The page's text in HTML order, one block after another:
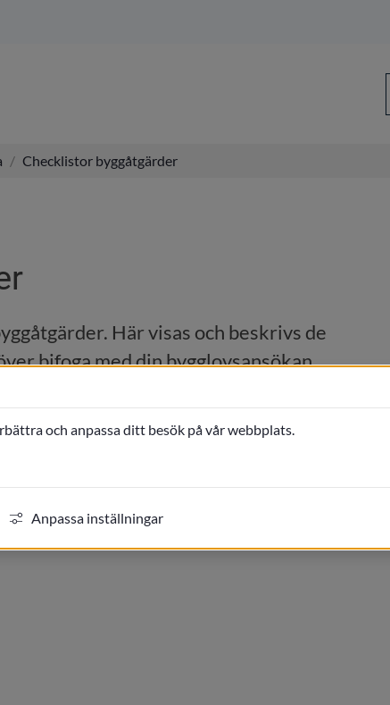
/ Checklistor byggåtgärder
Här visas och beskrivs de
bifoga med din bygglovsansökan.
kräver bygglov. I varje checklista får du också
när du söker bygglov.  Exempelbilder finns som
och anpassa ditt besök på vår webbplats.
Anpassa inställningar